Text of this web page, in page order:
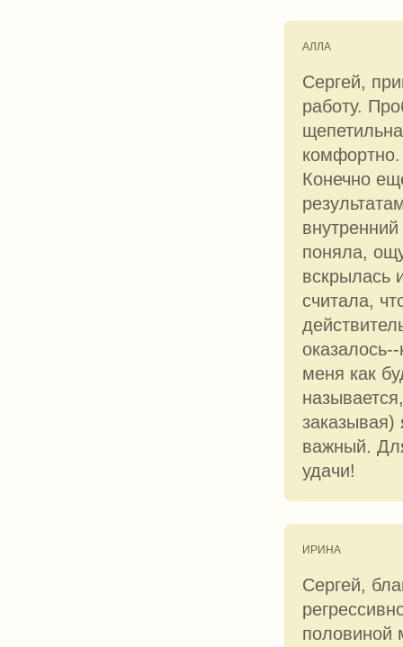
АЛЛА
Сергей,
работу.
комфортно.
Конечно
поняла,
вскрылась
считала,
меня как
заказывая)
важный.
удачи!
ИРИНА
Сергей,
половиной